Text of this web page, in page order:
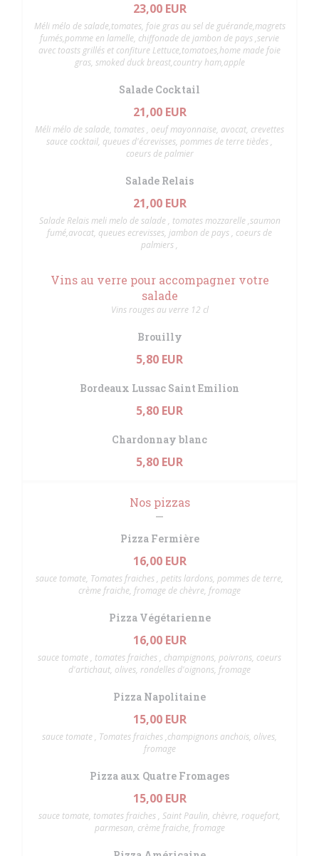
23,00 EUR
Méli mélo de salade,tomates, foie gras au sel de guérande,magrets
fumés,pomme en lamelle, chiffonade de jambon de pays ,servie
avec toasts grillés et confiture Lettuce,tomatoes,home made foie
gras, smoked duck breast,country ham,apple
Salade Cocktail
21,00 EUR
Méli mélo de salade, tomates , oeuf mayonnaise, avocat, crevettes
sauce cocktail, queues d'écrevisses, pommes de terre tièdes ,
coeurs de palmier
Salade Relais
21,00 EUR
Salade Relais meli melo de salade , tomates mozzarelle ,saumon
fumé,avocat, queues ecrevisses, jambon de pays , coeurs de
palmiers ,
Vins au verre pour accompagner votre
salade
Vins rouges au verre 12 cl
Brouilly
5,80 EUR
Bordeaux Lussac Saint Emilion
5,80 EUR
Chardonnay blanc
5,80 EUR
Nos pizzas
Pizza Fermière
16,00 EUR
sauce tomate, Tomates fraiches , petits lardons, pommes de terre,
crème fraiche, fromage de chèvre, fromage
Pizza Végétarienne
16,00 EUR
sauce tomate , tomates fraiches , champignons, poivrons, coeurs
d'artichaut, olives, rondelles d'oignons, fromage
Pizza Napolitaine
15,00 EUR
sauce tomate , Tomates fraiches ,champignons anchois, olives,
fromage
Pizza aux Quatre Fromages
15,00 EUR
sauce tomate, tomates fraiches , Saint Paulin, chèvre, roquefort,
parmesan, crème fraiche, fromage